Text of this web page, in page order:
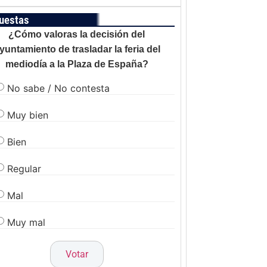
¿Cómo valoras la decisión del
de trasladar la feria del
mediodía a la Plaza de España?
No sabe / No contesta
Muy bien
Bien
Regular
Mal
Muy mal